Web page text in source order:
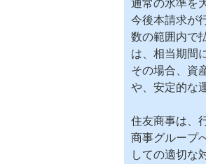
通常の水準を
今後本請求が
数の範囲内で
は、相当期間
その場合、資
や、安定的な
住友商事は、
商事グループ
しての適切な